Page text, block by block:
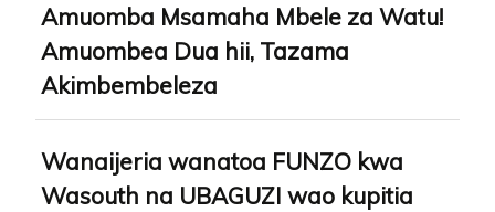
Amuomba Msamaha Mbele za Watu!
Amuombea Dua hii, Tazama
Akimbembeleza
Wanaijeria wanatoa FUNZO kwa
Wasouth na UBAGUZI wao kupitia